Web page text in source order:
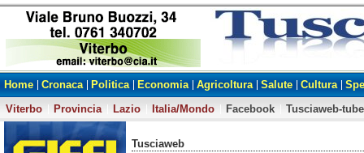
Home Cronaca Politica Economia Agricoltura Salute Cultura
Viterbo
Provincia Lazio Italia/Mondo Facebook Tusciaweb-tube
Tusciaweb